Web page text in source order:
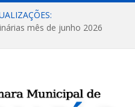
mês de junho 2026